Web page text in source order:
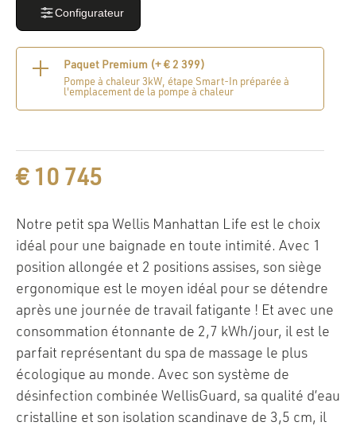
Configurateur
Paquet Premium (+€ 2 399)
Pompe à chaleur 3kW, étape Smart-In préparée à
l'emplacement de la pompe à chaleur
€10 745
Notre petit spa Wellis Manhattan Life est le choix
idéal pour une baignade en toute intimité. Avec 1
position allongée et 2 positions assises, son siège
ergonomique est le moyen idéal pour se détendre
après une journée de travail fatigante ! Et avec une
consommation étonnante de 2,7 kWh/jour, il est le
parfait représentant du spa de massage le plus
écologique au monde. Avec son système de
désinfection combinée WellisGuard, sa qualité d’eau
cristalline et son isolation scandinave de 3,5 cm, il